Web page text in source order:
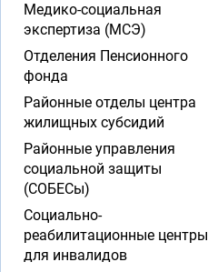
Медико-социальная
экспертиза (МСЭ)
Отделения Пенсионного
фонда
Районные отделы центра
жилищных субсидий
Районные управления
социальной защиты
(СОБЕСы)
Социально-
реабилитационные центры
для инвалидов